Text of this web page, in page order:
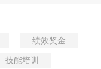
绩效奖金
技能培训